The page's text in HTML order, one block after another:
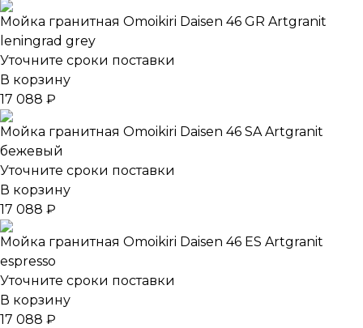
Мойка гранитная Omoikiri Daisen 46 GR Artgranit
leningrad grey
Уточните сроки поставки
В корзину
17 088 ₽
Мойка гранитная Omoikiri Daisen 46 SA Artgranit
бежевый
Уточните сроки поставки
В корзину
17 088 ₽
Мойка гранитная Omoikiri Daisen 46 ES Artgranit
espresso
Уточните сроки поставки
В корзину
17 088 ₽